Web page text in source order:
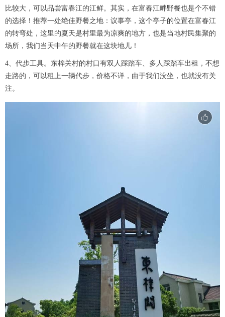
比较大，可以品尝富春江的江鲜。其实，在富春江畔野餐也是个不错
的选择！推荐一处绝佳野餐之地：议事亭，这个亭子的位置在富春江
的转弯处，这里的夏天是村里最为凉爽的地方，也是当地村民集聚的
场所，我们当天中午的野餐就在这块地儿！
4、代步工具。东梓关村的村口有双人踩踏车、多人踩踏车出租，不想
走路的，可以租上一辆代步，价格不详，由于我们没坐，也就没有关
注。